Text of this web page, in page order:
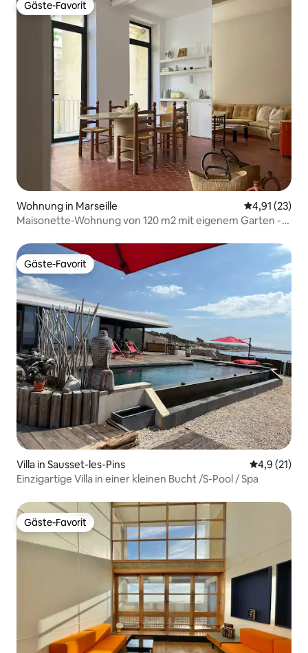
Gäste-Favorit
Gäste-Favorit
Wohnung in Marseille
4,91 (23)
Maisonette-Wohnung von 120 m2 mit eigenem Garten -
Gäste-Favorit
Gäste-Favorit
Villa in Sausset-les-Pins
4,9 (21)
Einzigartige Villa in einer kleinen Bucht /S-Pool / Spa
Gäste-Favorit
Gäste-Favorit